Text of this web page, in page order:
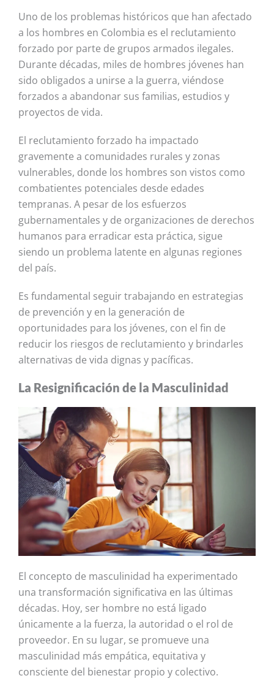
Uno de los problemas históricos que han afectado
a los hombres en Colombia es el reclutamiento
forzado por parte de grupos armados ilegales.
Durante décadas, miles de hombres jóvenes han
sido obligados a unirse a la guerra, viéndose
forzados a abandonar sus familias, estudios y
proyectos de vida.
El reclutamiento forzado ha impactado
gravemente a comunidades rurales y zonas
vulnerables, donde los hombres son vistos como
combatientes potenciales desde edades
tempranas. A pesar de los esfuerzos
gubernamentales y de organizaciones de derechos
humanos para erradicar esta práctica, sigue
siendo un problema latente en algunas regiones
del país.
Es fundamental seguir trabajando en estrategias
de prevención y en la generación de
oportunidades para los jóvenes, con el fin de
reducir los riesgos de reclutamiento y brindarles
alternativas de vida dignas y pacíficas.
La Resignificación de la Masculinidad
El concepto de masculinidad ha experimentado
una transformación significativa en las últimas
décadas. Hoy, ser hombre no está ligado
únicamente a la fuerza, la autoridad o el rol de
proveedor. En su lugar, se promueve una
masculinidad más empática, equitativa y
consciente del bienestar propio y colectivo.